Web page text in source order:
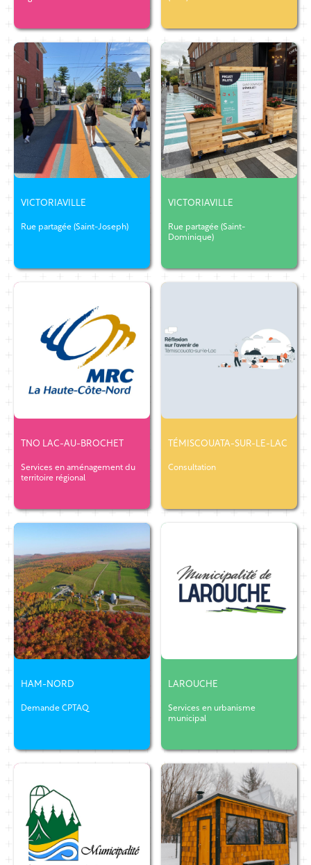
VICTORIAVILLE
Rue partagée (Saint-Joseph)
VICTORIAVILLE
Rue partagée (Saint-
Dominique)
TNO LAC-AU-BROCHET
Services en aménagement du
territoire régional
TÉMISCOUATA-SUR-LE-LAC
Consultation
HAM-NORD
Demande CPTAQ
LAROUCHE
Services en urbanisme
municipal